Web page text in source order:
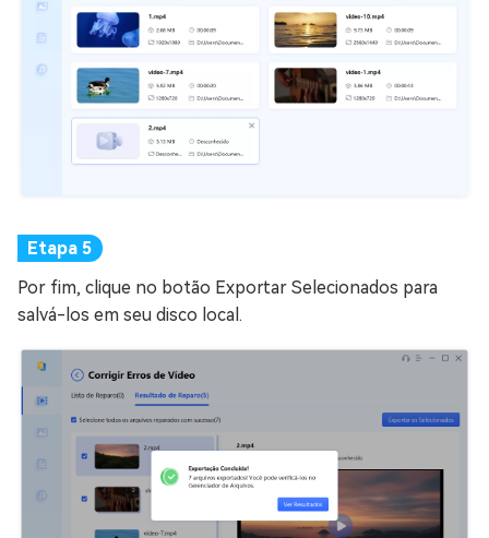
Por fim, clique no botão Exportar Selecionados para
salvá-los em seu disco local.